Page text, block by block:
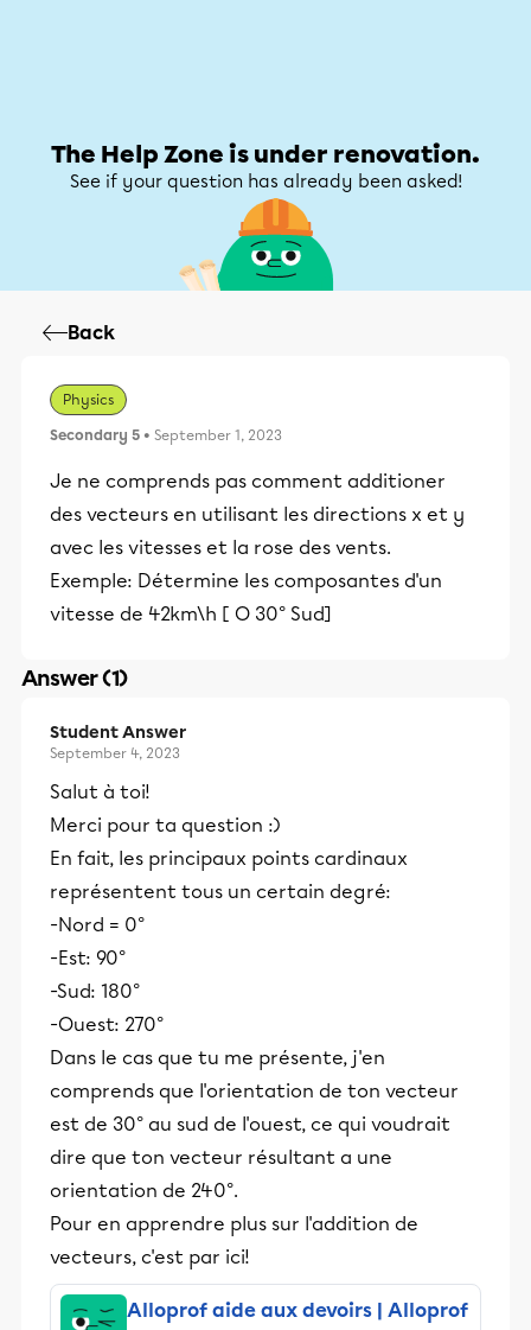
The Help Zone is under renovation.
See if your question has already been asked!
Back
Physics
Secondary 5 • September 1, 2023
Je ne comprends pas comment additioner
des vecteurs en utilisant les directions x et y
avec les vitesses et la rose des vents.
Exemple: Détermine les composantes d'un
vitesse de 42km\h [ O 30° Sud]
Answer (1)
Student Answer
September 4, 2023
Salut à toi!
Merci pour ta question :)
En fait, les principaux points cardinaux
représentent tous un certain degré:
-Nord = 0°
-Est: 90°
-Sud: 180°
-Ouest: 270°
Dans le cas que tu me présente, j'en
comprends que l'orientation de ton vecteur
est de 30° au sud de l'ouest, ce qui voudrait
dire que ton vecteur résultant a une
orientation de 240°.
Pour en apprendre plus sur l'addition de
vecteurs, c'est par ici!
Alloprof aide aux devoirs | Alloprof